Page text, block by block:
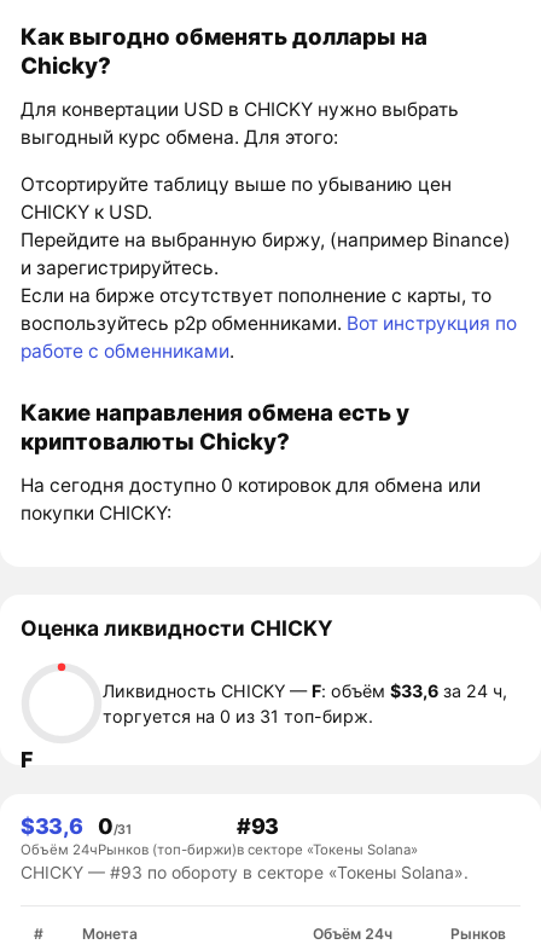
Как выгодно обменять доллары на
Chicky?
Для конвертации USD в CHICKY нужно выбрать
выгодный курс обмена. Для этого:
Отсортируйте таблицу выше по убыванию цен
CHICKY к USD.
Перейдите на выбранную биржу, (например Binance)
и зарегистрируйтесь.
Если на бирже отсутствует пополнение с карты, то
воспользуйтесь p2p обменниками. Вот инструкция по
работе с обменниками.
Какие направления обмена есть у
криптовалюты Chicky?
На сегодня доступно 0 котировок для обмена или
покупки CHICKY:
Оценка ликвидности CHICKY
F
Ликвидность CHICKY —F: объём$33,6 за 24 ч,
торгуется на 0 из 31 топ-бирж.
$33,6
Объём 24ч
0/31
Рынков (топ-биржи)
#93
в секторе «Токены Solana»
CHICKY — #93 по обороту в секторе «Токены Solana».
# Монета Объём 24ч Рынков